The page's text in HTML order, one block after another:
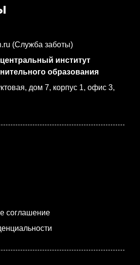
(Служба заботы)
институт
образования
дом 7, корпус 1, офис 3,
соглашение